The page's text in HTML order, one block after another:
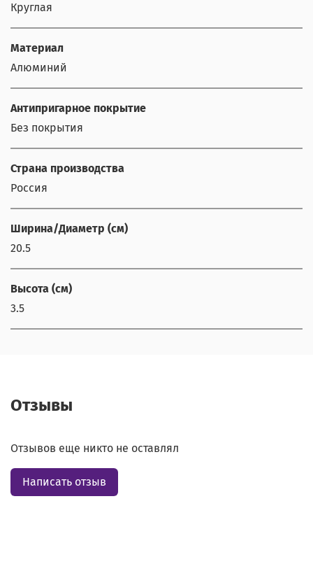
Круглая
Материал
Алюминий
Антипригарное покрытие
Без покрытия
Страна производства
Россия
Ширина/Диаметр (см)
20.5
Высота (см)
3.5
Отзывы
Отзывов еще никто не оставлял
Написать отзыв